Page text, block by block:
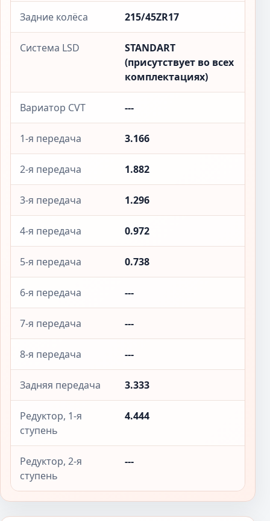
Задние колёса 215/45ZR17
Система LSD
STANDART
(присутствует во всех
комплектациях)
Вариатор CVT ---
1-я передача 3.166
2-я передача 1.882
3-я передача 1.296
4-я передача 0.972
5-я передача 0.738
6-я передача ---
7-я передача ---
8-я передача ---
Задняя передача 3.333
Редуктор, 1-я
ступень
4.444
Редуктор, 2-я
ступень
---